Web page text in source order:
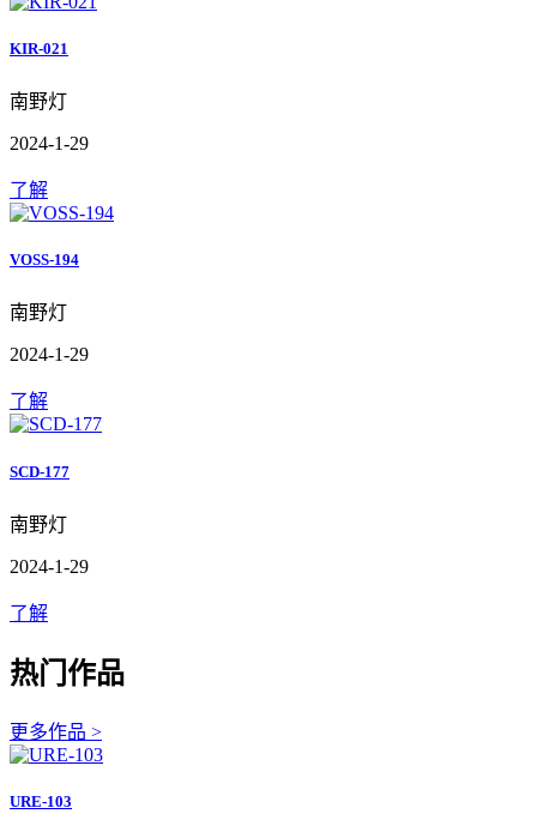
KIR-021
南野灯
2024-1-29
了解
VOSS-194
南野灯
2024-1-29
了解
SCD-177
南野灯
2024-1-29
了解
热门作品
更多作品 >
URE-103